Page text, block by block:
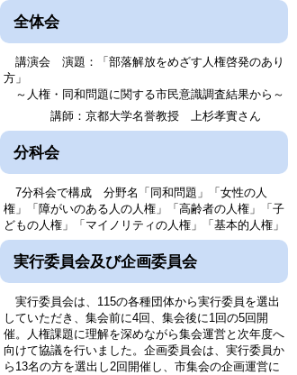
全体会
講演会 演題：「部落解放をめざす人権啓発のあり
方」
～人権・同和問題に関する市民意識調査結果から～
講師：京都大学名誉教授 上杉孝實さん
分科会
7分科会で構成 分野名「同和問題」「女性の人
権」「障がいのある人の人権」「高齢者の人権」「子
どもの人権」「マイノリティの人権」「基本的人権」
実行委員会及び企画委員会
実行委員会は、115の各種団体から実行委員を選出
していただき、集会前に4回、集会後に1回の5回開
催。人権課題に理解を深めながら集会運営と次年度へ
向けて協議を行いました。企画委員会は、実行委員か
ら13名の方を選出し2回開催し、市集会の企画運営に